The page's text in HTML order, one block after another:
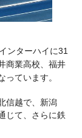
ンターハイに31
商業高校、福井
ています。
信越で、新潟
じて、さらに鉄